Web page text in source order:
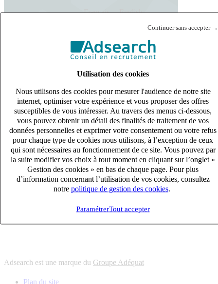
Continuer sans accepter →
Utilisation des cookies
Nous utilisons des cookies pour mesurer l'audience de notre site
internet, optimiser votre expérience et vous proposer des offres
susceptibles de vous intéresser. Au travers des menus ci-dessous,
vous pouvez obtenir un détail des finalités de traitement de vos
données personnelles et exprimer votre consentement ou votre refus
pour chaque type de cookies nous utilisons, à l’exception de ceux
qui sont nécessaires au fonctionnement de ce site. Vous pouvez par
la suite modifier vos choix à tout moment en cliquant sur l’onglet «
Gestion des cookies » en bas de chaque page. Pour plus
d’information concernant l’utilisation de vos cookies, consultez
notre politique de gestion des cookies
ParamétrerTout accepter
Français English
s'adapter à vos besoin en recrutement
10 univers
connaître votre secteur et ses enjeux
12 bureaux en France
proximité avec nos clients et nos talents
6 solutions
s'adapter à vos besoin en recrutement
10 univers
connaître votre secteur et ses enjeux
proximité avec nos clients et nos talents
Adsearch est une marque du Groupe Adéquat
Plan du site